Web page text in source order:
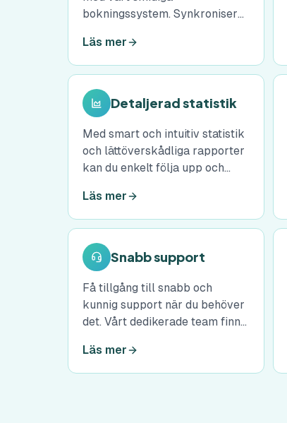
bokningssystem. Synkronisera
påminnelser och undvik
dubbelbokningar.
Läs mer
Detaljerad statistik
Med smart och intuitiv statistik
och lättöverskådliga rapporter
kan du enkelt följa upp och
datadrivna beslut för
effektivare och bättre resultat.
Läs mer
Snabb support
Få tillgång till snabb och
kunnig support när du behöver
det. Vårt dedikerade team finns
dina problem och att optimera
din användning av systemet.
Läs mer